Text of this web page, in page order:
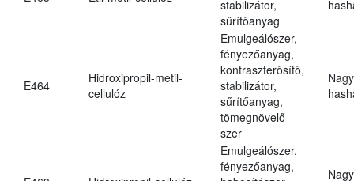
stabilizátor,
sűrítőanyag
E464
Hidroxipropil-metil-
cellulóz
Emulgeálószer,
fényezőanyag,
kontraszterősítő,
stabilizátor,
sűrítőanyag,
tömegnövelő
szer
Emulgeálószer,
fényezőanyag,